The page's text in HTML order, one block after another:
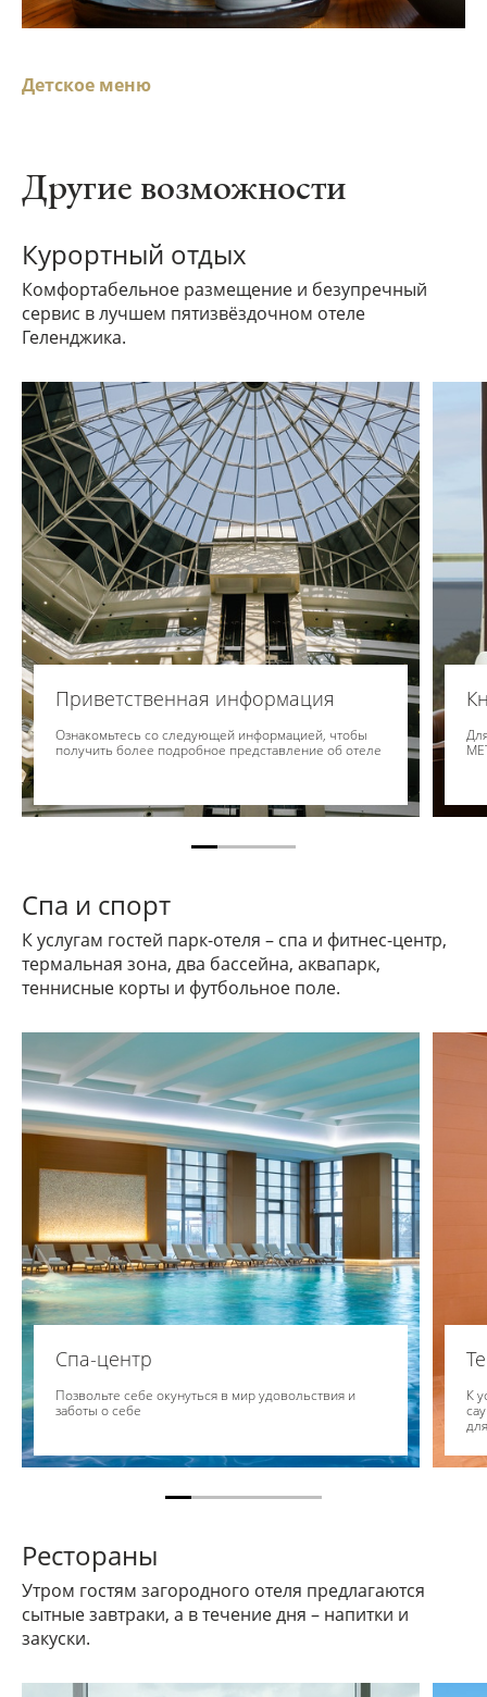
Детское меню
Другие возможности
Курортный отдых
Комфортабельное размещение и безупречный
сервис в лучшем пятизвёздочном отеле
Геленджика.
Приветственная информация
Ознакомьтесь со следующей информацией, чтобы
получить более подробное представление об отеле
Спа и спорт
К услугам гостей парк-отеля – спа и фитнес-центр,
термальная зона, два бассейна, аквапарк,
теннисные корты и футбольное поле.
Спа-центр
Позвольте себе окунуться в мир удовольствия и
заботы о себе
К
Рестораны
Утром гостям загородного отеля предлагаются
сытные завтраки, а в течение дня – напитки и
закуски.